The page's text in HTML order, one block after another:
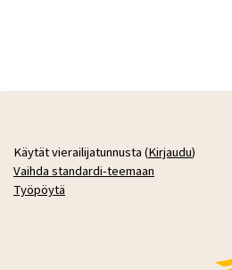
Käytät vierailijatunnusta (Kirjaudu)
Vaihda standardi-teemaan
Työpöytä